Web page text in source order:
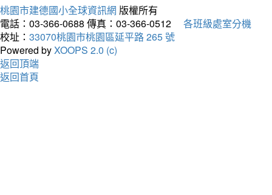
桃園市建德國小全球資訊網 版權所有
電話：03-366-0688 傳真：03-366-0512
各班級處室分機
校址： 33070桃園市桃園區延平路 265 號
Powered byXOOPS 2.0 (c)
返回頂端
返回首頁